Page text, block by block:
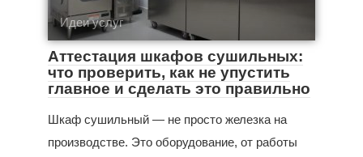
Идеи услуг
Аттестация шкафов сушильных:
что проверить, как не упустить
главное и сделать это правильно
Шкаф сушильный — не просто железка на
производстве. Это оборудование, от работы